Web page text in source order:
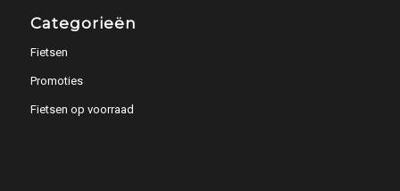
Categorieën
Fietsen
Promoties
Fietsen op voorraad